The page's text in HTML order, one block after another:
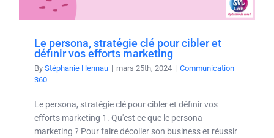
Le persona, stratégie clé pour cibler et
définir vos efforts marketing
By Stéphanie Hennau | mars 25th, 2024 | Communication
360
Le persona, stratégie clé pour cibler et définir vos
efforts marketing 1. Qu'est ce que le persona
marketing ? Pour faire décoller son business et réussir